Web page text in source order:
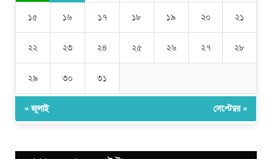
১৫ ১৬ ১৭ ১৮ ১৯ ২০ ২১
২২ ২৩ ২৪ ২৫ ২৬ ২৭ ২৮
২৯ ৩০ ৩১
« জুলাই সেপ্টেম্বর »